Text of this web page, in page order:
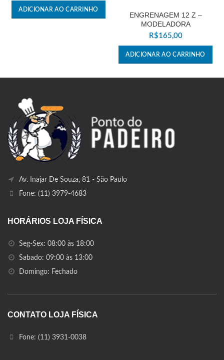
ADICIONAR AO CARRINHO
ENGRENAGEM 12 Z –
MODELADORA
R$165,00
ADICIONAR AO CARRINHO
Av. Inajar De Souza, 81 - São Paulo
Fone: (11) 3979-4683
HORÁRIOS LOJA FÍSICA
Seg-Sex: 08:00 às 18:00
Sabado: 09:00 às 13:00
Domingo: Fechado
CONTATO LOJA FÍSICA
Fone: (11) 3931-0038